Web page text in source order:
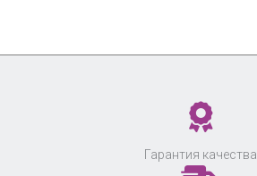
Гарантия качества